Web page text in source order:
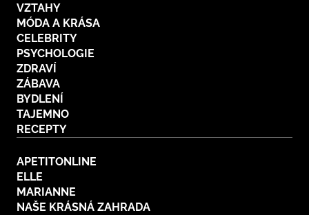
VZTAHY
MÓDA A KRÁSA
CELEBRITY
PSYCHOLOGIE
ZDRAVÍ
ZÁBAVA
BYDLENÍ
TAJEMNO
RECEPTY
APETITONLINE
ELLE
MARIANNE
NAŠE KRÁSNÁ ZAHRADA